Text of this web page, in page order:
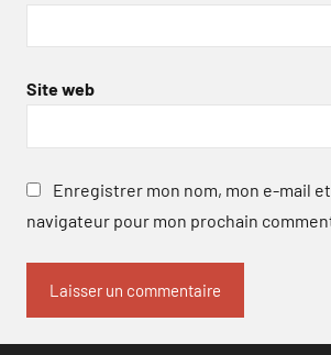
Site web
Enregistrer mon nom, mon e-mail
navigateur pour mon prochain